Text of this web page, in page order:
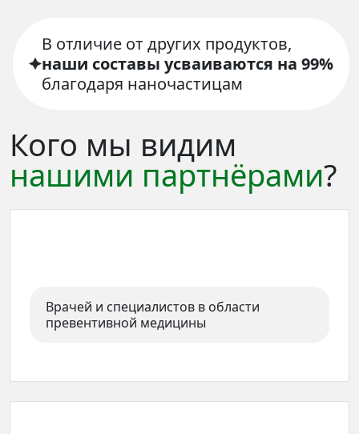
В отличие от других продуктов,
наши составы усваиваются на 99%
благодаря наночастицам
Кого мы видим
нашими партнёрами?
Врачей и специалистов в области
превентивной медицины